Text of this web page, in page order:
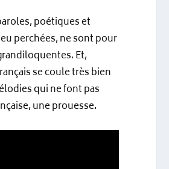
poétiques et
perchées, ne sont pour
Et,
se coule très bien
qui ne font pas
une prouesse.